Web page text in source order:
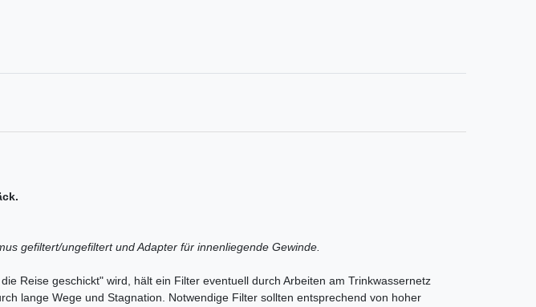
gefiltert/ungefiltert und Adapter für innenliegende Gewinde.
Reise geschickt" wird, hält ein Filter eventuell durch Arbeiten am Trinkwassernetz
lange Wege und Stagnation. Notwendige Filter sollten entsprechend von hoher